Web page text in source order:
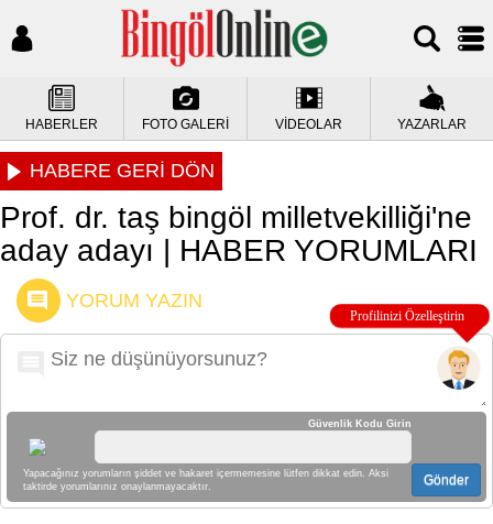
HABERLER FOTO GALERİ VİDEOLAR YAZARLAR
HABERE GERİ DÖN
Prof. dr. taş bingöl milletvekilliği'ne
aday adayı | HABER YORUMLARI
YORUM YAZIN
Güvenlik Kodu Girin
Yapacağınız yorumların şiddet ve hakaret içermemesine lütfen dikkat edin. Aksi
taktirde yorumlarınız onaylanmayacaktır.
Gönder